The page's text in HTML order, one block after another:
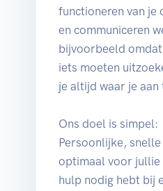
functioneren van je
en communiceren
bijvoorbeeld
iets moeten
je altijd waar je aan
Ons doel is simpel:
Persoonlijke,
optimaal voor jullie
hulp nodig hebt bij